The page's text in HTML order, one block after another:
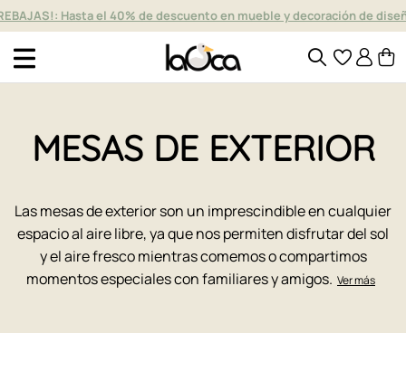
Hasta el 40% de descuento en mueble y decoración de
MESAS DE EXTERIOR
Las mesas de exterior son un imprescindible en cualquier
espacio al aire libre, ya que nos permiten disfrutar del sol
y el aire fresco mientras comemos o compartimos
momentos especiales con familiares y amigos. Ver más